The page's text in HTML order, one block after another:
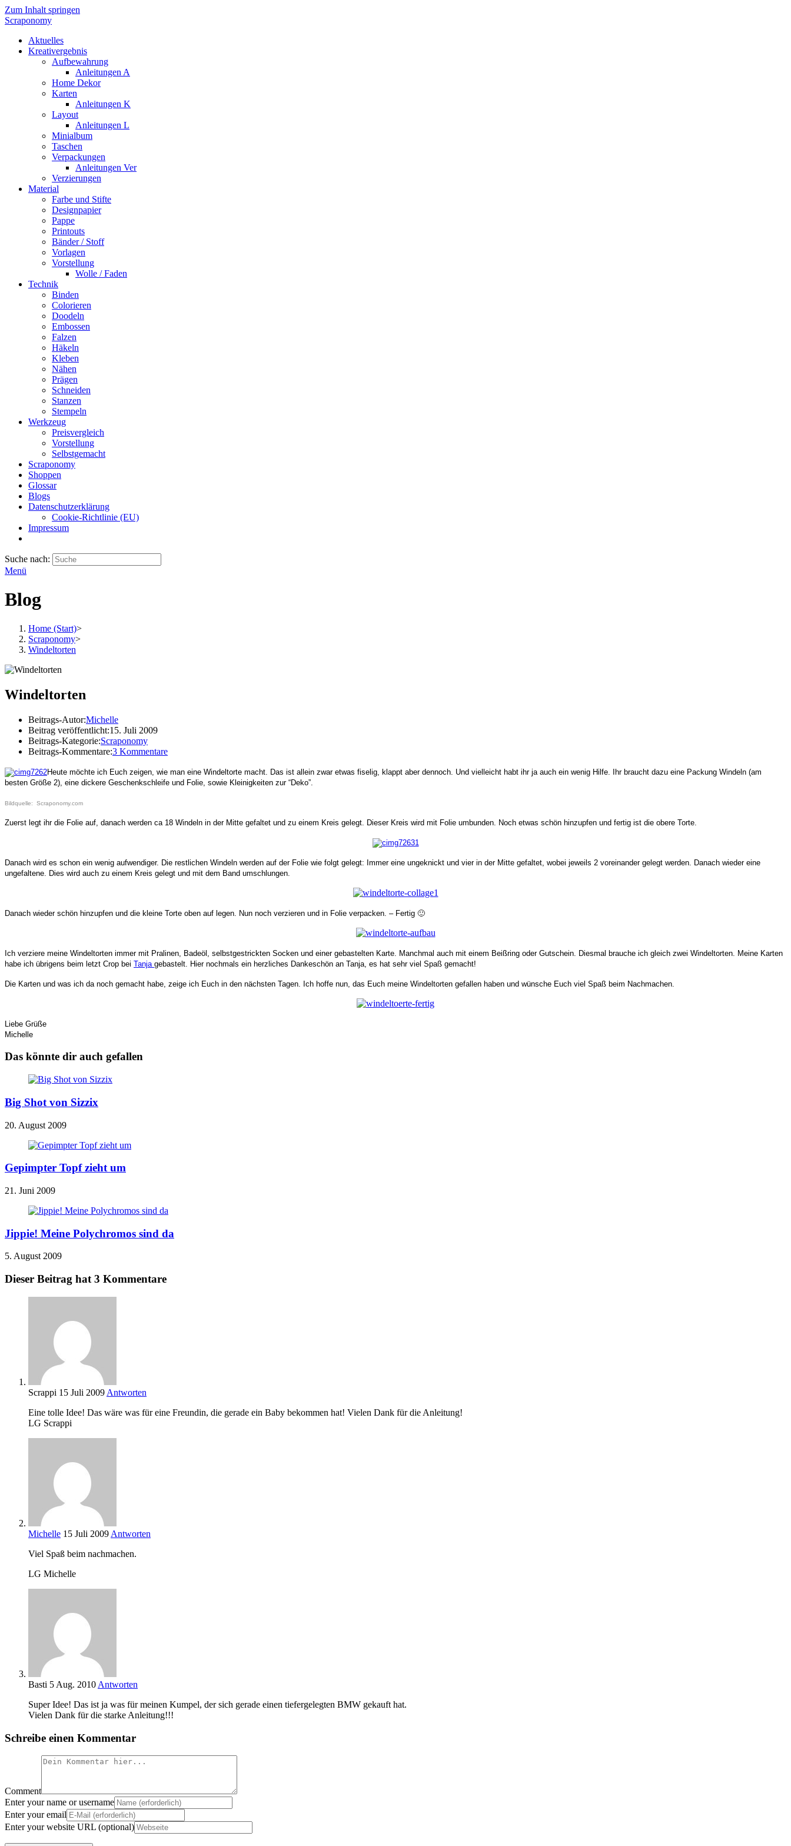
Zum Inhalt springen
Scraponomy
Aktuelles
Kreativergebnis
Aufbewahrung
Anleitungen A
Home Dekor
Karten
Anleitungen K
Layout
Anleitungen L
Minialbum
Taschen
Verpackungen
Anleitungen Ver
Verzierungen
Material
Farbe und Stifte
Designpapier
Pappe
Printouts
Bänder / Stoff
Vorlagen
Vorstellung
Wolle / Faden
Technik
Binden
Colorieren
Doodeln
Embossen
Falzen
Häkeln
Kleben
Nähen
Prägen
Schneiden
Stanzen
Stempeln
Werkzeug
Preisvergleich
Vorstellung
Selbstgemacht
Scraponomy
Shoppen
Glossar
Blogs
Datenschutzerklärung
Cookie-Richtlinie (EU)
Impressum
Suche nach:
Menü
Blog
Home (Start)>
Scraponomy>
Windeltorten
Windeltorten
Beitrags-Autor:Michelle
Beitrag veröffentlicht:15. Juli 2009
Beitrags-Kategorie:Scraponomy
Beitrags-Kommentare:3 Kommentare
Heute möchte ich Euch zeigen, wie man eine Windeltorte macht. Das ist allein zwar etwas fiselig, klappt aber dennoch. Und vielleicht habt ihr ja auch ein wenig Hilfe. Ihr braucht dazu eine Packung Windeln (am
besten Größe 2), eine dickere Geschenkschleife und Folie, sowie Kleinigkeiten zur “Deko”.
Bildquelle: Scraponomy.com
Zuerst legt ihr die Folie auf, danach werden ca 18 Windeln in der Mitte gefaltet und zu einem Kreis gelegt. Dieser Kreis wird mit Folie umbunden. Noch etwas schön hinzupfen und fertig ist die obere Torte.
Danach wird es schon ein wenig aufwendiger. Die restlichen Windeln werden auf der Folie wie folgt gelegt: Immer eine ungeknickt und vier in der Mitte gefaltet, wobei jeweils 2 voreinander gelegt werden. Danach wieder eine
ungefaltene. Dies wird auch zu einem Kreis gelegt und mit dem Band umschlungen.
Danach wieder schön hinzupfen und die kleine Torte oben auf legen. Nun noch verzieren und in Folie verpacken. – Fertig 🙂
Ich verziere meine Windeltorten immer mit Pralinen, Badeöl, selbstgestrickten Socken und einer gebastelten Karte. Manchmal auch mit einem Beißring oder Gutschein. Diesmal brauche ich gleich zwei Windeltorten. Meine Karten
habe ich übrigens beim letzt Crop bei Tanja gebastelt. Hier nochmals ein herzliches Dankeschön an Tanja, es hat sehr viel Spaß gemacht!
Die Karten und was ich da noch gemacht habe, zeige ich Euch in den nächsten Tagen. Ich hoffe nun, das Euch meine Windeltorten gefallen haben und wünsche Euch viel Spaß beim Nachmachen.
Liebe Grüße
Michelle
Das könnte dir auch gefallen
Big Shot von Sizzix
20. August 2009
Gepimpter Topf zieht um
21. Juni 2009
Jippie! Meine Polychromos sind da
5. August 2009
Dieser Beitrag hat 3 Kommentare
Scrappi 15 Juli 2009 Antworten
Eine tolle Idee! Das wäre was für eine Freundin, die gerade ein Baby bekommen hat! Vielen Dank für die Anleitung!
LG Scrappi
Michelle 15 Juli 2009 Antworten
Viel Spaß beim nachmachen.
LG Michelle
Basti 5 Aug. 2010 Antworten
Super Idee! Das ist ja was für meinen Kumpel, der sich gerade einen tiefergelegten BMW gekauft hat.
Vielen Dank für die starke Anleitung!!!
Schreibe einen Kommentar
Comment
Enter your name or username
Enter your email
Enter your website URL (optional)